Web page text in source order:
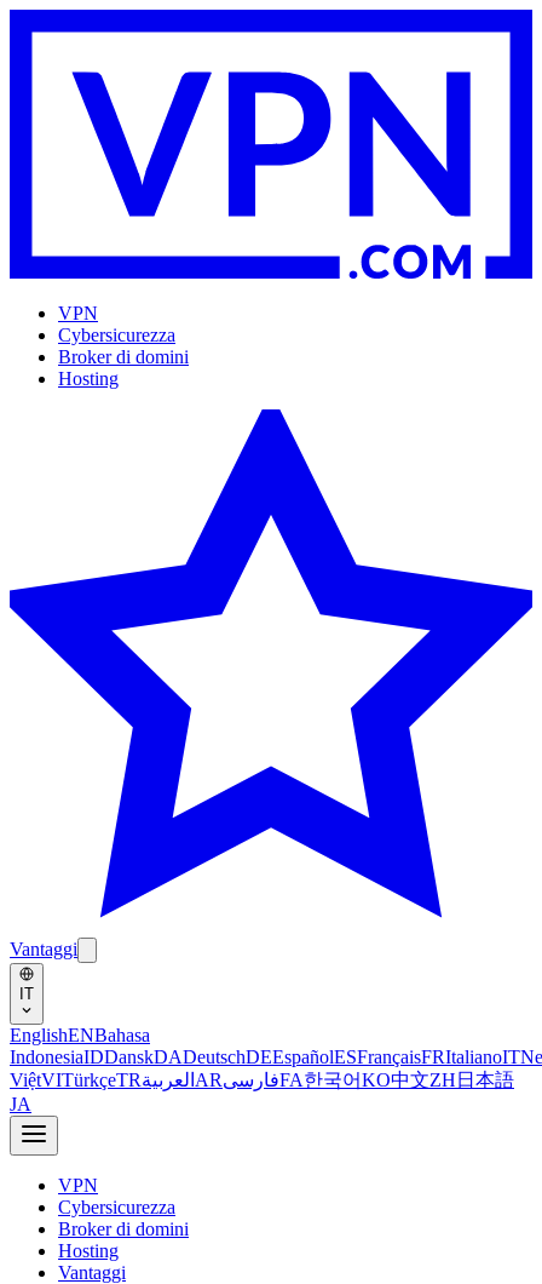
VPN
Cybersicurezza
Broker di domini
Hosting
Vantaggi
IT
EnglishENBahasa
IndonesiaIDDanskDADeutschDEEspañolESFrançaisFRItalianoIT
ViệtVITürkçeTRالعربية ARفارسیFA한국어KO中文ZH 日本語
JA
VPN
Cybersicurezza
Broker di domini
Hosting
Vantaggi